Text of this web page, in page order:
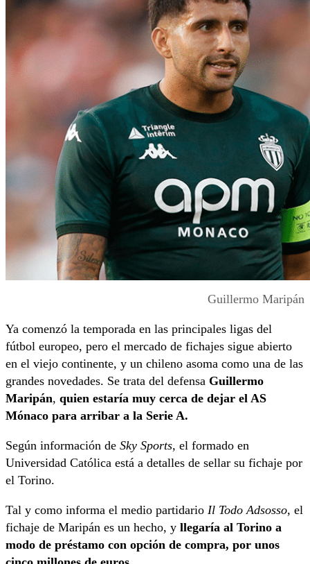
Guillermo Maripán
Ya comenzó la temporada en las principales ligas del
fútbol europeo, pero el mercado de fichajes sigue abierto
en el viejo continente, y un chileno asoma como una de las
grandes novedades. Se trata del defensa Guillermo
Maripán, quien estaría muy cerca de dejar el AS
Mónaco para arribar a la Serie A.
Según información de Sky Sports, el formado en
Universidad Católica está a detalles de sellar su fichaje por
el Torino.
Tal y como informa el medio partidario Il Todo Adsosso, el
fichaje de Maripán es un hecho, y llegaría al Torino a
modo de préstamo con opción de compra, por unos